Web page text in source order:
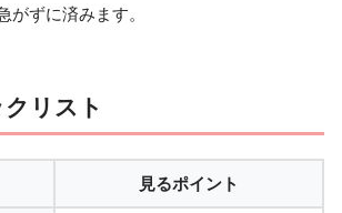
がずに済みます。
リスト
見るポイント